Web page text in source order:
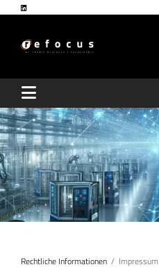
Rechtliche Informationen Impressum